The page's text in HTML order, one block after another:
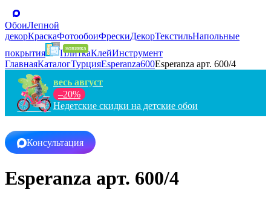
ОбоиЛепной
декорКраскаФотообоиФрескиДекорТекстильНапольные
покрытия
ПлиткаКлейИнструмент
ГлавнаяКаталогТурцияEsperanza600Esperanza арт. 600/4
весь август
–20%
Недетские скидки на детские обои
Консультация
Esperanza арт. 600/4